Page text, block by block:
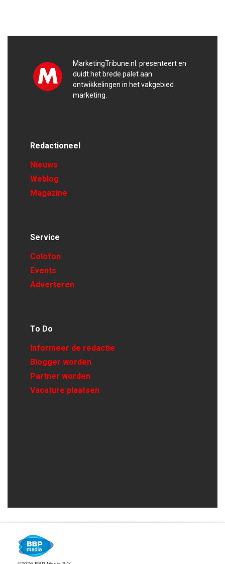
MarketingTribune.nl: presenteert en
duidt het brede palet aan
ontwikkelingen in het vakgebied
marketing.
Redactioneel
Nieuws
Weblog
Magazine
Service
Colofon
Events
Adverteren
To Do
Informeer de redactie
Blogger worden
Partner worden
Vacature plaatsen